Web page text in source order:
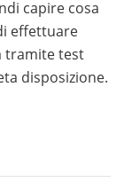
capire cosa
effettuare
tramite test
disposizione.